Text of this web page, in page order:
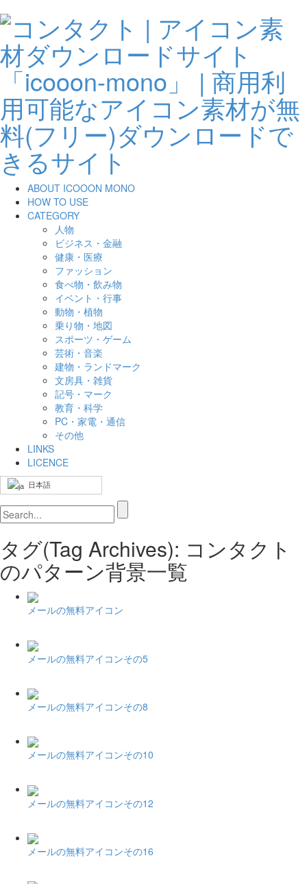
ABOUT ICOOON MONO
HOW TO USE
CATEGORY
人物
ビジネス・金融
健康・医療
ファッション
食べ物・飲み物
イベント・行事
動物・植物
乗り物・地図
スポーツ・ゲーム
芸術・音楽
建物・ランドマーク
文房具・雑貨
記号・マーク
教育・科学
PC・家電・通信
その他
LINKS
LICENCE
日本語
タグ(Tag Archives): コンタクト
のパターン背景一覧
メールの無料アイコン
メールの無料アイコンその5
メールの無料アイコンその8
メールの無料アイコンその10
メールの無料アイコンその12
メールの無料アイコンその16